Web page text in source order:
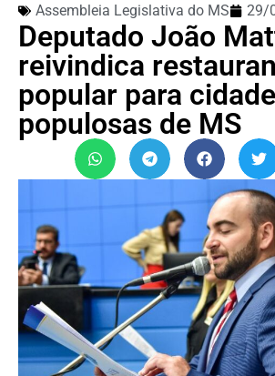
Assembleia Legislativa do MS 29/
Deputado João
reivindica
popular para
populosas de MS